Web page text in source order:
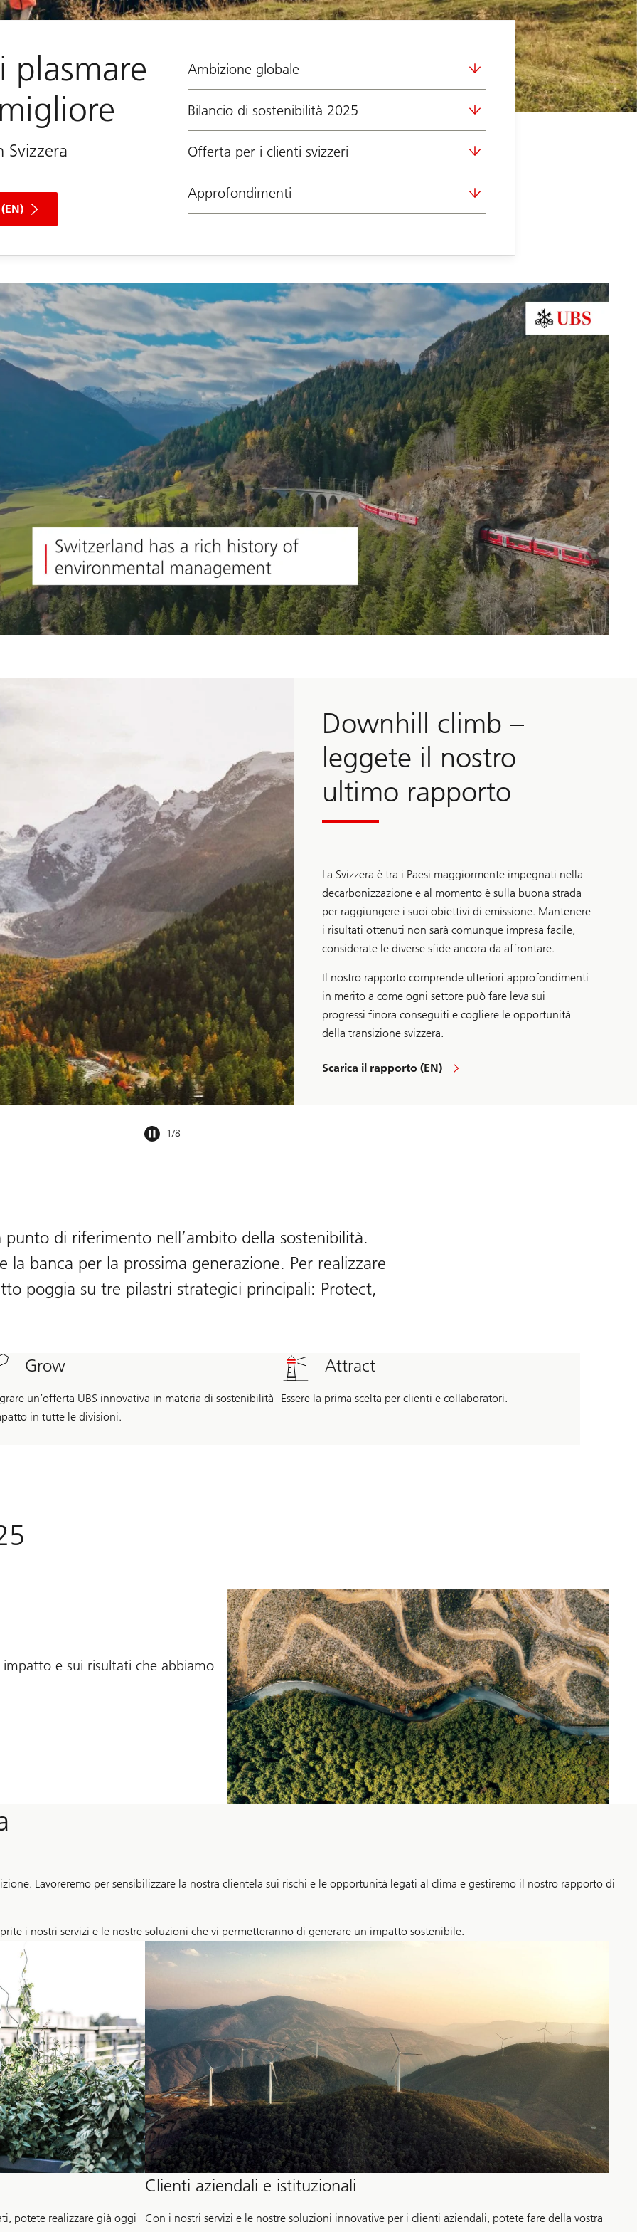
plasmare
Svizzera
Ambizione globale
Bilancio di sostenibilità 2025
Offerta per i clienti svizzeri
Approfondimenti
Downhill climb –
leggete il nostro
ultimo rapporto
La Svizzera è tra i Paesi maggiormente impegnati nella
decarbonizzazione e al momento è sulla buona strada
per raggiungere i suoi obiettivi di emissione. Mantenere
i risultati ottenuti non sarà comunque impresa facile,
considerate le diverse sfide ancora da affrontare.
Il nostro rapporto comprende ulteriori approfondimenti
in merito a come ogni settore può fare leva sui
progressi finora conseguiti e cogliere le opportunità
della transizione svizzera.
Downhill
Scarica il rapporto (EN)
1/8
di riferimento nell’ambito della sostenibilità.
la banca per la prossima generazione. Per realizzare
poggia su tre pilastri strategici principali: Protect,
Grow
un’offerta UBS innovativa in materia di sostenibilità
in tutte le divisioni.
Attract
Essere la prima scelta per clienti e collaboratori.
e sui risultati che abbiamo
Lavoreremo per sensibilizzare la nostra clientela sui rischi e le opportunità legati al clima e gestiremo il nostro rapporto di
i nostri servizi e le nostre soluzioni che vi permetteranno di generare un impatto sostenibile.
potete realizzare già oggi
Clienti aziendali e istituzionali
Con i nostri servizi e le nostre soluzioni innovative per i clienti aziendali, potete fare della vostra